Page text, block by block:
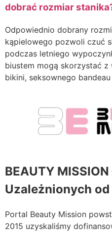
dobrać rozmiar
Odpowiednio dobrany
kąpielowego pozwoli czuć
podczas letniego
biustem mogą skorzystać
bikini, seksownego bandeau
BEAUTY
Uzależnionych od
Portal Beauty Mission
2015 uzyskaliśmy